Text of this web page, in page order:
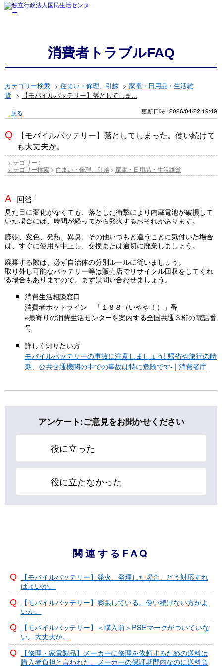
消費者トラブルFAQ
カテゴリー検索 > 住まい・修理、引越 > 家電・日用品・生活雑
貨 > 【モバイルバッテリー】落としてしま...
戻る 更新日時 : 2026/04/22 19:49
【モバイルバッテリー】落としてしまった。使い続けて
も大丈夫か。
カテゴリー :
カテゴリー検索 > 住まい・修理、引越 > 家電・日用品・生活雑貨
回答
見た目に変化がなくても、落とした衝撃により内蔵電池が破損して
いた場合には、時間が経ってから発火するおそれがあります。
膨張、変色、発熱、異臭、その他いつもと違うことに気付いた場合
は、すぐに使用を中止し、交換または適切に廃棄しましょう。
廃棄する際は、必ず自治体の分別ルールに従いましょう。
取り外し可能なバッテリー等は販売店でリサイクル回収をしてくれ
る場合もありますので、まずは問い合わせましょう。
消費生活相談窓口
消費者ホットライン 「１８８（いやや！）」番
※最寄りの消費生活センターを案内する全国共通３桁の電話番
号
詳しく知りたい方
モバイルバッテリーの事故に注意しましょう!-帰省や旅行の時
期、公共交通機関の中での事故は特に危険です- | 消費者庁
アンケート:ご意見をお聞かせください
役に立った
役に立たなかった
関連するFAQ
【モバイルバッテリー】発火、発煙した場合、どう対応すれ
ばよいか。
【モバイルバッテリー】膨張している。使い続けない方がよ
いか。
【モバイルバッテリー】＜購入前＞PSEマークがついていな
い。大丈夫か。
【修理・家電製品】メーカーに修理を依頼するための送料は
購入者負担と言われた。メーカーの保証期間内なのに送料負